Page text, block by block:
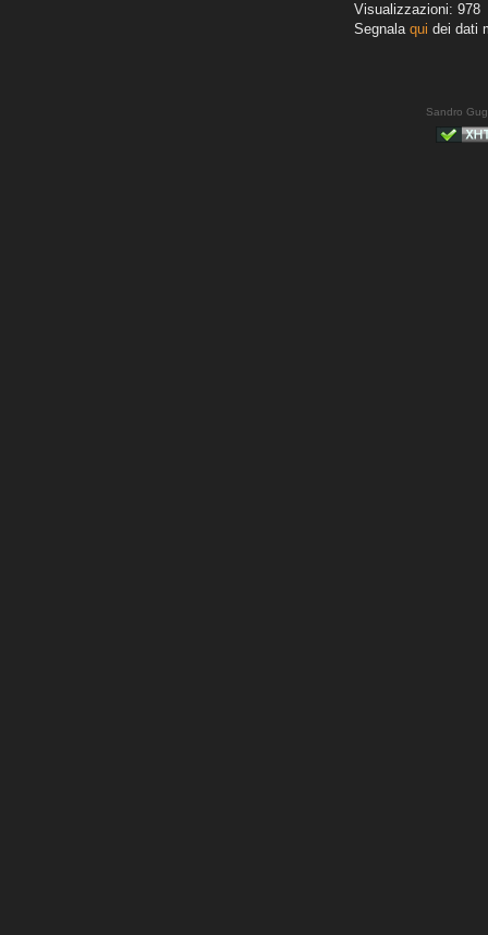
Visualizzazioni: 978
Segnala qui dei dati
Sandro